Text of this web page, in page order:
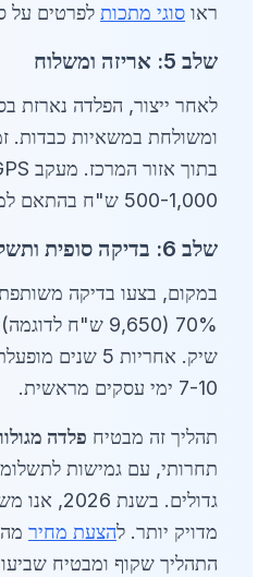
ראו סוגי מתכות לפרטים על
שלב 5: אריזה ומשלוח
לאחר ייצור, הפלדה נארזת
500-1,000 ש"ח בהתאם למרחק.
שלב 6: בדיקה סופית ותשלום יתרה
במקום, בצעו בדיקה
70% (9,650 ש"ח
שיק. אחריות 5
7-10 ימי עסקים מראשית.
תהליך זה מבטיח פלדה
מדויק יותר. להצעת מחיר
התהליך שקוף ומבטיח